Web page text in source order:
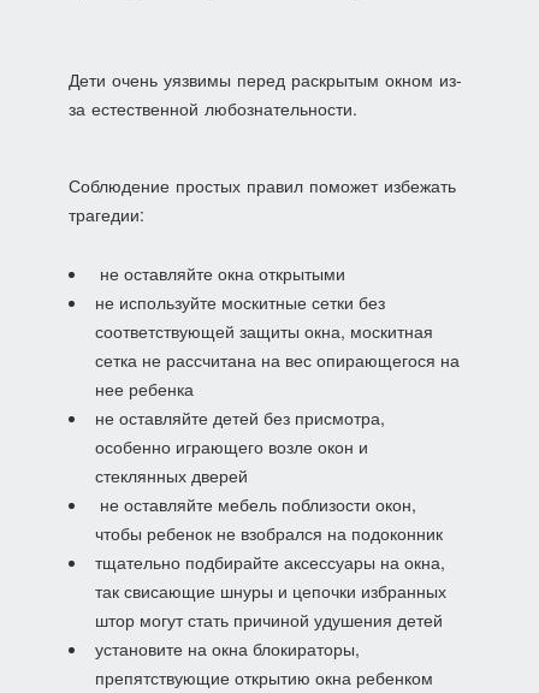
Дети очень уязвимы перед раскрытым окном из-
за естественной любознательности.
Соблюдение простых правил поможет избежать
трагедии:
не оставляйте окна открытыми
не используйте москитные сетки без
соответствующей защиты окна, москитная
сетка не рассчитана на вес опирающегося на
нее ребенка
не оставляйте детей без присмотра,
особенно играющего возле окон и
стеклянных дверей
не оставляйте мебель поблизости окон,
чтобы ребенок не взобрался на подоконник
тщательно подбирайте аксессуары на окна,
так свисающие шнуры и цепочки избранных
штор могут стать причиной удушения детей
установите на окна блокираторы,
препятствующие открытию окна ребенком